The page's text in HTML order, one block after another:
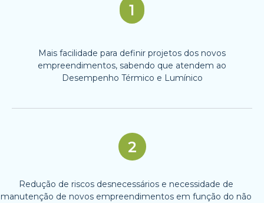
1
Mais facilidade para definir projetos dos novos
empreendimentos, sabendo que atendem ao
Desempenho Térmico e Lumínico
2
Redução de riscos desnecessários e necessidade de
manutenção de novos empreendimentos em função do não